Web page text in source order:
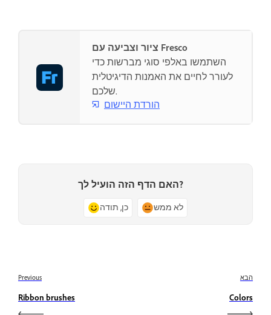
ציור וצביעה עם Fresco
השתמשו באלפי סוגי מברשות כדי
לעורר לחיים את האמנות הדיגיטלית
שלכם.
הורדת היישום
האם הדף הזה הועיל לך?
כן, תודה לא ממש
Previous
Ribbon brushes
הבא
Colors